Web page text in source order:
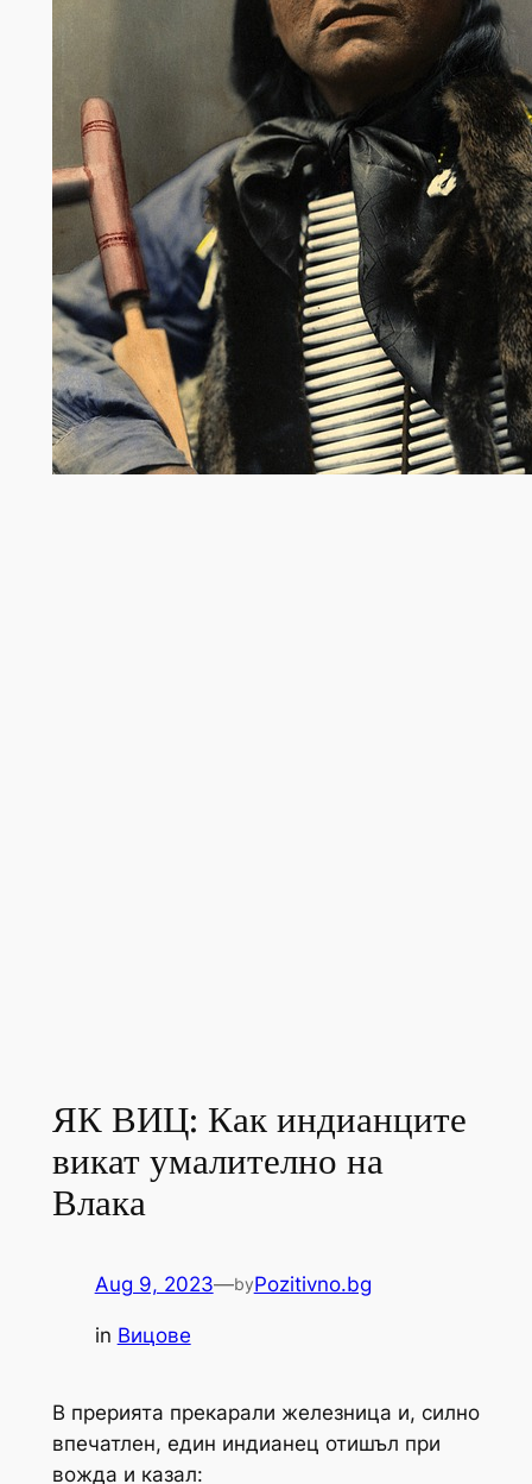
ЯК ВИЦ: Как индианците
викат умалително на
Влака
Aug 9, 2023—byPozitivno.bg
in Вицове
В прерията прекарали железница и, силно
впечатлен, един индианец отишъл при
вожда и казал: